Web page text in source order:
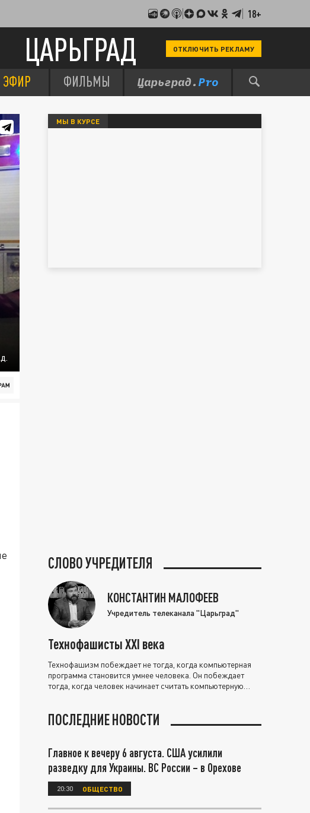
18+
ЦАРЬГРАД ОТКЛЮЧИТЬ РЕКЛАМУ
ЭФИР ФИЛЬМЫ
МЫ В КУРСЕ
СЛОВО УЧРЕДИТЕЛЯ
КОНСТАНТИН МАЛОФЕЕВ
Учредитель телеканала "Царьград"
Технофашисты XXI века
Технофашизм побеждает не тогда, когда компьютерная
программа становится умнее человека. Он побеждает
тогда, когда человек начинает считать компьютерную
ПОСЛЕДНИЕ НОВОСТИ
Главное к вечеру 6 августа. США усилили
разведку для Украины. ВС России – в Орехове
20:30 ОБЩЕСТВО